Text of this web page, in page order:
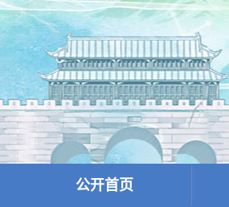
公开首页